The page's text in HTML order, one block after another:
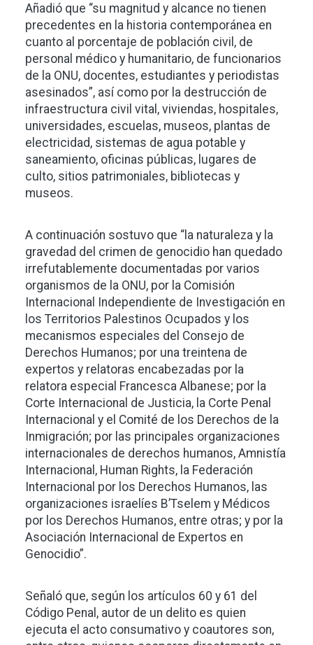
Añadió que “su magnitud y alcance no tienen
precedentes en la historia contemporánea en
cuanto al porcentaje de población civil, de
personal médico y humanitario, de funcionarios
de la ONU, docentes, estudiantes y periodistas
asesinados”, así como por la destrucción de
infraestructura civil vital, viviendas, hospitales,
universidades, escuelas, museos, plantas de
electricidad, sistemas de agua potable y
saneamiento, oficinas públicas, lugares de
culto, sitios patrimoniales, bibliotecas y
museos.
A continuación sostuvo que “la naturaleza y la
gravedad del crimen de genocidio han quedado
irrefutablemente documentadas por varios
organismos de la ONU, por la Comisión
Internacional Independiente de Investigación en
los Territorios Palestinos Ocupados y los
mecanismos especiales del Consejo de
Derechos Humanos; por una treintena de
expertos y relatoras encabezadas por la
relatora especial Francesca Albanese; por la
Corte Internacional de Justicia, la Corte Penal
Internacional y el Comité de los Derechos de la
Inmigración; por las principales organizaciones
internacionales de derechos humanos, Amnistía
Internacional, Human Rights, la Federación
Internacional por los Derechos Humanos, las
organizaciones israelíes B’Tselem y Médicos
por los Derechos Humanos, entre otras; y por la
Asociación Internacional de Expertos en
Genocidio”.
Señaló que, según los artículos 60 y 61 del
Código Penal, autor de un delito es quien
ejecuta el acto consumativo y coautores son,